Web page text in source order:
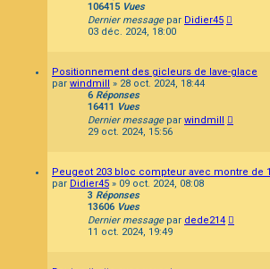
106415 Vues
Dernier message par Didier45
03 déc. 2024, 18:00
Positionnement des gicleurs de lave-glace
par windmill » 28 oct. 2024, 18:44
6 Réponses
16411 Vues
Dernier message par windmill
29 oct. 2024, 15:56
Peugeot 203 bloc compteur avec montre de
par Didier45 » 09 oct. 2024, 08:08
3 Réponses
13606 Vues
Dernier message par dede214
11 oct. 2024, 19:49